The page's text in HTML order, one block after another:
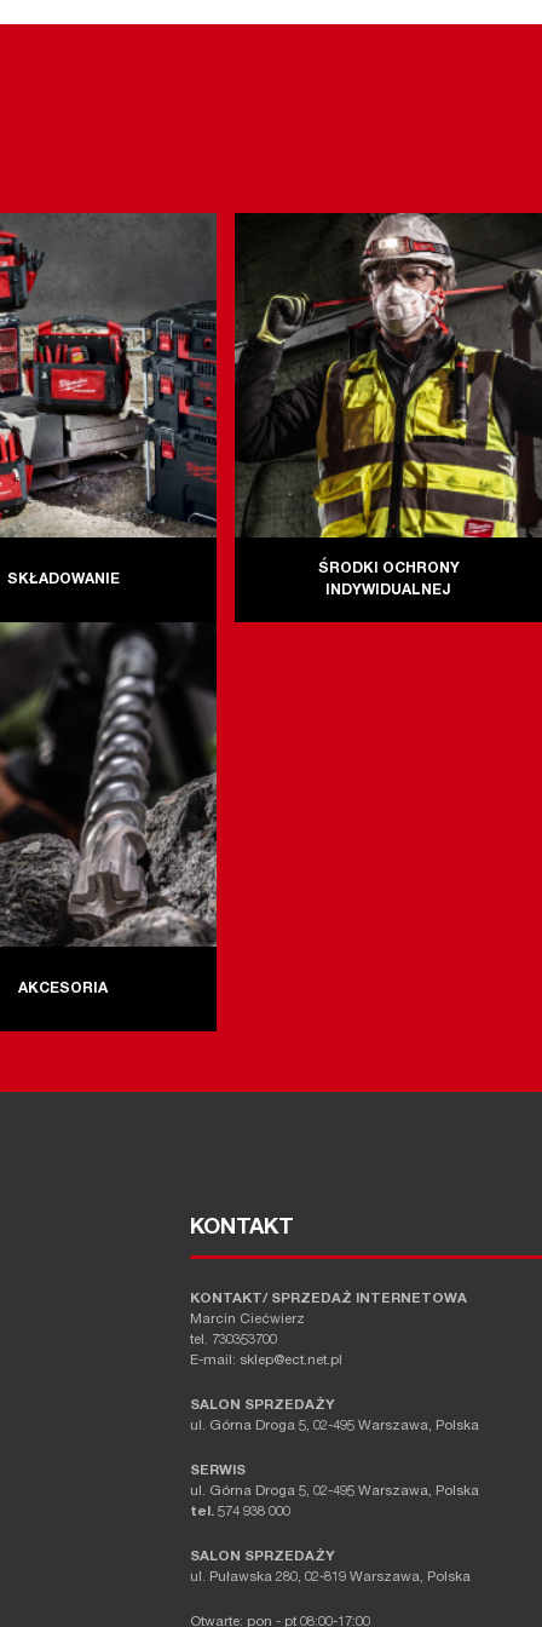
SKŁADOWANIE
ŚRODKI OCHRONY
INDYWIDUALNEJ
AKCESORIA
KONTAKT
KONTAKT/ SPRZEDAŻ INTERNETOWA
Marcin Ciećwierz
tel. 730353700
E-mail: sklep@ect.net.pl
SALON SPRZEDAŻY
ul. Górna Droga 5, 02-495 Warszawa, Polska
SERWIS
ul. Górna Droga 5, 02-495 Warszawa, Polska
tel. 574 938 000
SALON SPRZEDAŻY
ul. Puławska 280, 02-819 Warszawa, Polska
Otwarte: pon - pt 08:00-17:00